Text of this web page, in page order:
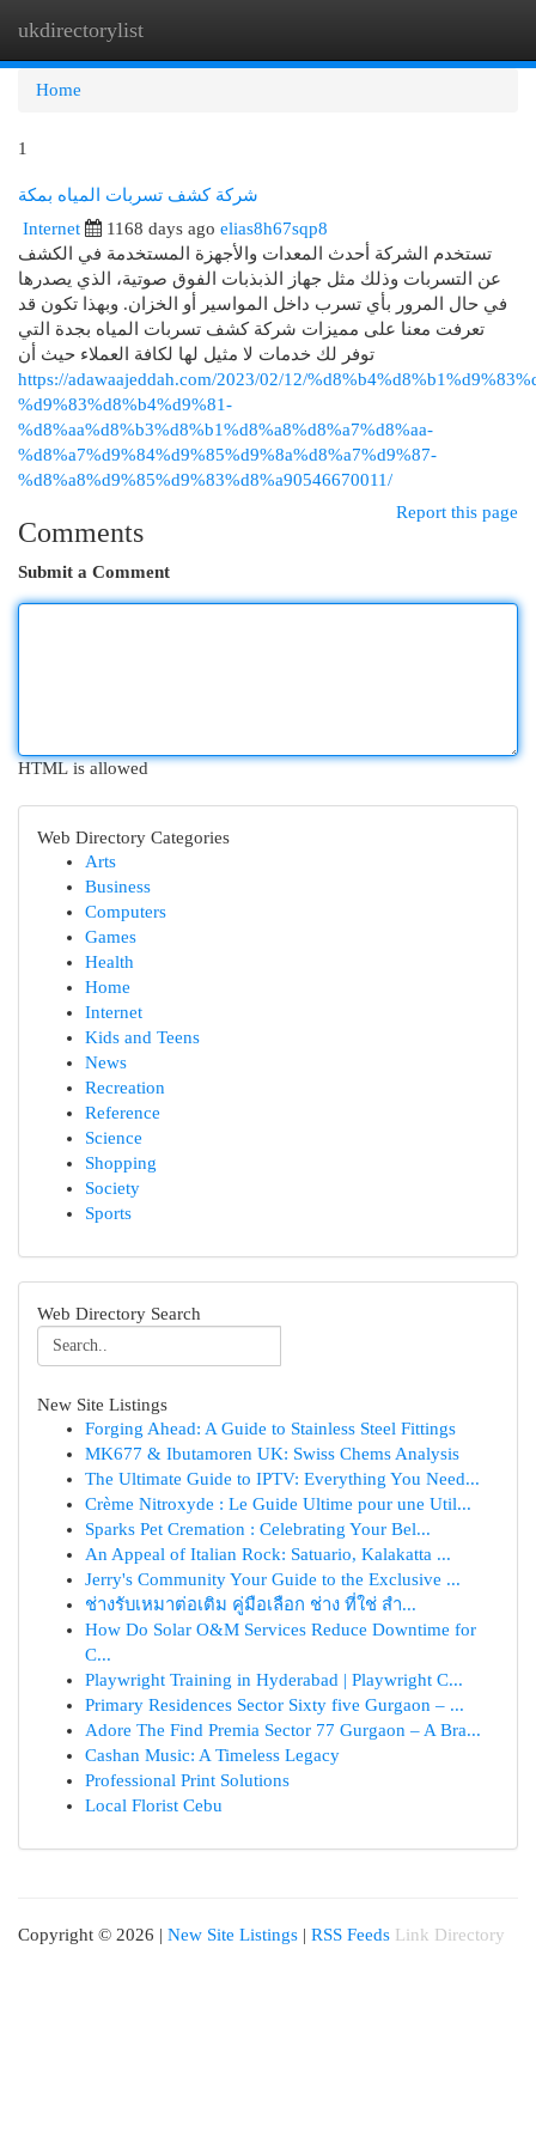
ukdirectorylist
Home
1
شركة كشف تسربات المياه بمكة
Internet 1168 days ago elias8h67sqp8
تستخدم الشركة أحدث المعدات والأجهزة المستخدمة في الكشف
عن التسربات وذلك مثل جهاز الذبذبات الفوق صوتية، الذي يصدرها
في حال المرور بأي تسرب داخل المواسير أو الخزان. وبهذا تكون قد
تعرفت معنا على مميزات شركة كشف تسربات المياه بجدة التي
توفر لك خدمات لا مثيل لها لكافة العملاء حيث أن
https://adawaajeddah.com/2023/02/12/
%d9%83%d8%b4%d9%81-
%d8%aa%d8%b3%d8%b1%d8%a8%d8%a7%d8%aa-
%d8%a7%d9%84%d9%85%d9%8a%d8%a7%d9%87-
%d8%a8%d9%85%d9%83%d8%a90546670011/
Report this page
Comments
Submit a Comment
HTML is allowed
Web Directory Categories
Arts
Business
Computers
Games
Health
Home
Internet
Kids and Teens
News
Recreation
Reference
Science
Shopping
Society
Sports
Web Directory Search
New Site Listings
Forging Ahead: A Guide to Stainless Steel Fittings
MK677 & Ibutamoren UK: Swiss Chems Analysis
The Ultimate Guide to IPTV: Everything You Need...
Crème Nitroxyde : Le Guide Ultime pour une Util...
Sparks Pet Cremation : Celebrating Your Bel...
An Appeal of Italian Rock: Satuario, Kalakatta ...
Jerry's Community Your Guide to the Exclusive ...
ช่างรับเหมาต่อเติม คู่มือเลือก ช่าง ที่ใช่ สำ...
How Do Solar O&M Services Reduce Downtime for
C...
Playwright Training in Hyderabad | Playwright C...
Primary Residences Sector Sixty five Gurgaon – ...
Adore The Find Premia Sector 77 Gurgaon – A Bra...
Cashan Music: A Timeless Legacy
Professional Print Solutions
Local Florist Cebu
Copyright © 2026 | New Site Listings | RSS Feeds Link Directory